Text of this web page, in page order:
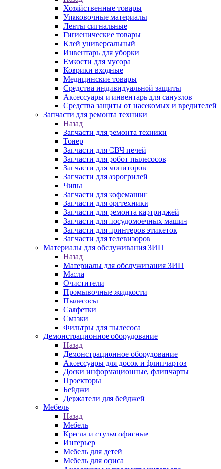
Хозяйственные товары
Упаковочные материалы
Ленты сигнальные
Гигиенические товары
Клей универсальный
Инвентарь для уборки
Емкости для мусора
Коврики входные
Медицинские товары
Средства индивидуальной защиты
Аксессуары и инвентарь для санузлов
Средства защиты от насекомых и вредителей
Запчасти для ремонта техники
Назад
Запчасти для ремонта техники
Тонер
Запчасти для СВЧ печей
Запчасти для робот пылесосов
Запчасти для мониторов
Запчасти для аэрогрилей
Чипы
Запчасти для кофемашин
Запчасти для оргтехники
Запчасти для ремонта картриджей
Запчасти для посудомоечных машин
Запчасти для принтеров этикеток
Запчасти для телевизоров
Материалы для обслуживания ЗИП
Назад
Материалы для обслуживания ЗИП
Масла
Очистители
Промывочные жидкости
Пылесосы
Салфетки
Смазки
Фильтры для пылесоса
Демонстрационное оборудование
Назад
Демонстрационное оборудование
Аксессуары для досок и флипчартов
Доски информационные, флипчарты
Проекторы
Бейджи
Держатели для бейджей
Мебель
Назад
Мебель
Кресла и стулья офисные
Интерьер
Мебель для детей
Мебель для офиса